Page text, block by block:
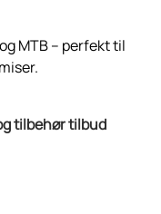
MTB – perfekt til
tilbehør tilbud